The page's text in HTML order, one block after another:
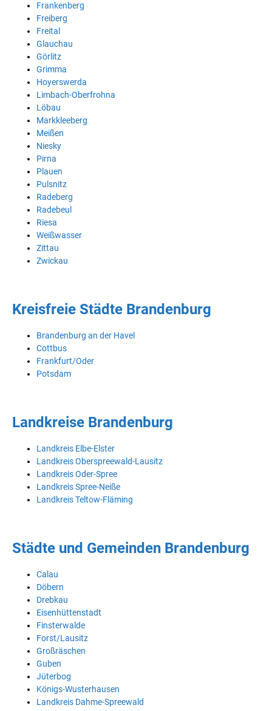
Frankenberg
Freiberg
Freital
Glauchau
Görlitz
Grimma
Hoyerswerda
Limbach-Oberfrohna
Löbau
Markkleeberg
Meißen
Niesky
Pirna
Plauen
Pulsnitz
Radeberg
Radebeul
Riesa
Weißwasser
Zittau
Zwickau
Kreisfreie Städte Brandenburg
Brandenburg an der Havel
Cottbus
Frankfurt/Oder
Potsdam
Landkreise Brandenburg
Landkreis Elbe-Elster
Landkreis Oberspreewald-Lausitz
Landkreis Oder-Spree
Landkreis Spree-Neiße
Landkreis Teltow-Fläming
Städte und Gemeinden Brandenburg
Calau
Döbern
Drebkau
Eisenhüttenstadt
Finsterwalde
Forst/Lausitz
Großräschen
Guben
Jüterbog
Königs-Wusterhausen
Landkreis Dahme-Spreewald